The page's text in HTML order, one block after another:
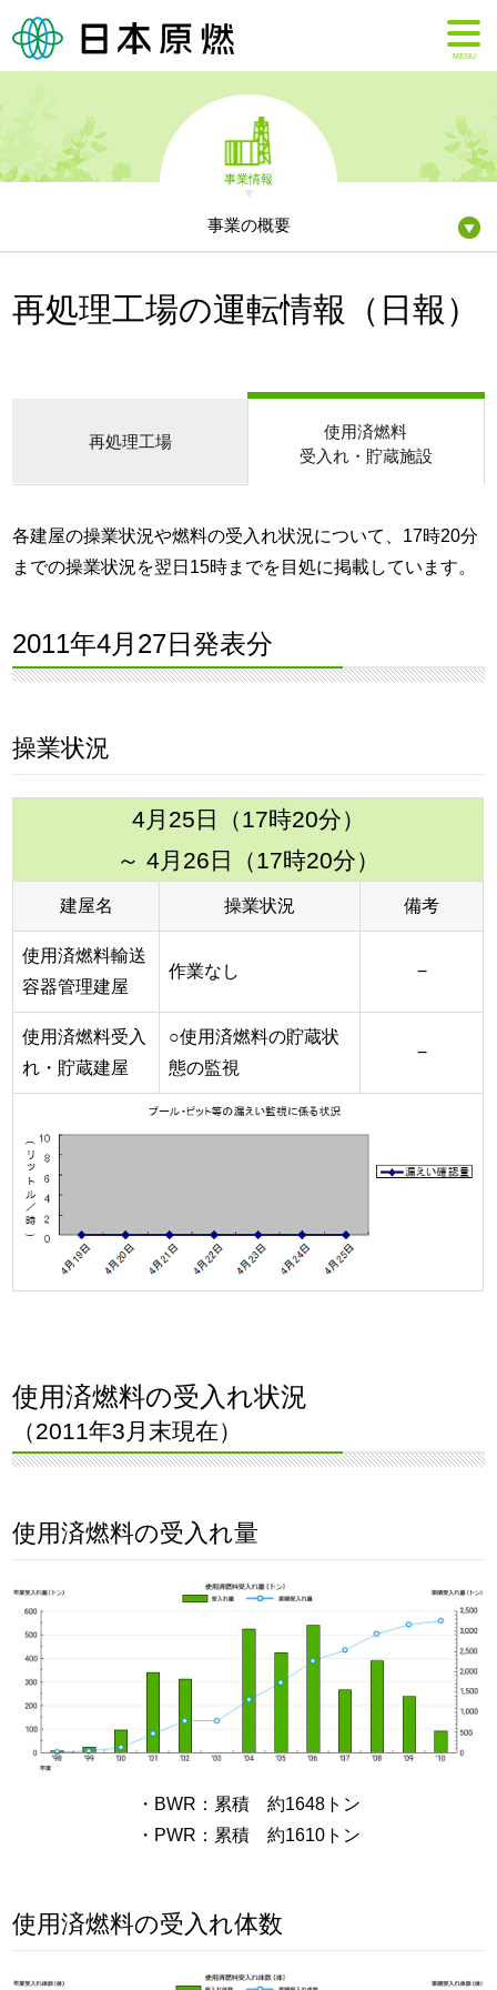
MENU
事業情報
事業の概要
再処理工場の運転情報（日報）
再処理工場
使用済燃料
受入れ・貯蔵施設
各建屋の操業状況や燃料の受入れ状況について、17時20分
までの操業状況を翌日15時までを目処に掲載しています。
2011年4月27日発表分
操業状況
4月25日（17時20分）
～ 4月26日（17時20分）
建屋名 操業状況 備考
使用済燃料輸送
容器管理建屋
作業なし −
使用済燃料受入
れ・貯蔵建屋
○使用済燃料の貯蔵状
態の監視
−
使用済燃料の受入れ状況
（2011年3月末現在）
使用済燃料の受入れ量
・BWR：累積 約1648トン
・PWR：累積 約1610トン
使用済燃料の受入れ体数